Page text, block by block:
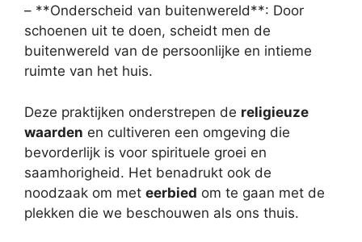
– **Onderscheid van buitenwereld**: Door
schoenen uit te doen, scheidt men de
buitenwereld van de persoonlijke en intieme
ruimte van het huis.
Deze praktijken onderstrepen de religieuze
waarden en cultiveren een omgeving die
bevorderlijk is voor spirituele groei en
saamhorigheid. Het benadrukt ook de
noodzaak om met eerbied om te gaan met de
plekken die we beschouwen als ons thuis.